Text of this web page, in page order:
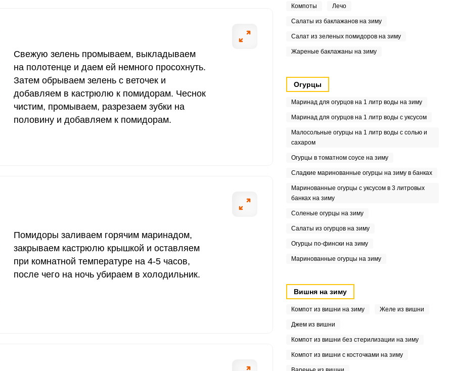
10 мкг 28
70 мкг 0
1000 мкг 5.7
50 мкг 4.6
12 мг 0.9
1200 мкг 4.4
Свежую зелень промываем, выкладываем
на полотенце и даем ей немного просохнуть.
Затем обрываем зелень с веточек и
добавляем в кастрюлю к помидорам. Чеснок
чистим, промываем, разрезаем зубки на
половину и добавляем к помидорам.
Помидоры заливаем горячим маринадом,
закрываем кастрюлю крышкой и оставляем
при комнатной температуре на 4-5 часов,
после чего на ночь убираем в холодильник.
Компоты Лечо
Салаты из баклажанов на зиму
Салат из зеленых помидоров на зиму
Жареные баклажаны на зиму
Огурцы
Маринад для огурцов на 1 литр воды на зиму
Маринад для огурцов на 1 литр воды с уксусом
Малосольные огурцы на 1 литр воды с солью и
сахаром
Огурцы в томатном соусе на зиму
Сладкие маринованные огурцы на зиму в банках
Маринованные огурцы с уксусом в 3 литровых
банках на зиму
Соленые огурцы на зиму
Салаты из огурцов на зиму
Огурцы по-фински на зиму
Маринованные огурцы на зиму
Вишня на зиму
Компот из вишни на зиму Желе из вишни
Джем из вишни
Компот из вишни без стерилизации на зиму
Компот из вишни с косточками на зиму